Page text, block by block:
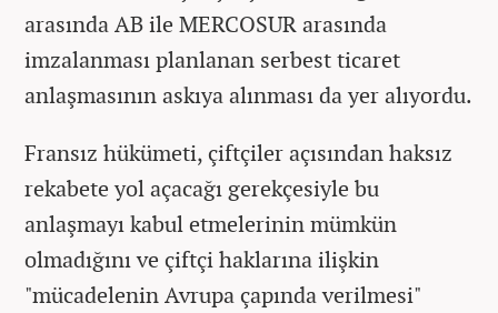
arasında AB ile MERCOSUR arasında
imzalanması planlanan serbest ticaret
anlaşmasının askıya alınması da yer alıyordu.
Fransız hükümeti, çiftçiler açısından haksız
rekabete yol açacağı gerekçesiyle bu
anlaşmayı kabul etmelerinin mümkün
olmadığını ve çiftçi haklarına ilişkin
"mücadelenin Avrupa çapında verilmesi"